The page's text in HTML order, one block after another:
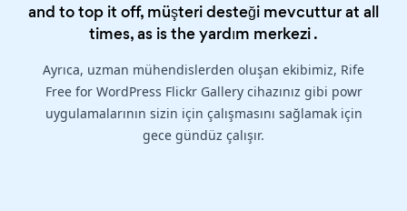
and to top it off, müşteri desteği mevcuttur at all
times, as is theyardım merkezi.
Ayrıca, uzman mühendislerden oluşan ekibimiz, Rife
Free for WordPress Flickr Gallery cihazınız gibi powr
uygulamalarının sizin için çalışmasını sağlamak için
gece gündüz çalışır.